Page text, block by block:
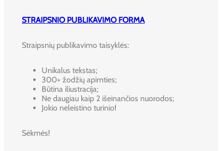
STRAIPSNIO PUBLIKAVIMO FORMA
Straipsnių publikavimo taisyklės:
Unikalus tekstas;
300+ žodžių apimties;
Būtina iliustracija;
Ne daugiau kaip 2 išeinančios nuorodos;
Jokio neleistino turinio!
Sėkmės!